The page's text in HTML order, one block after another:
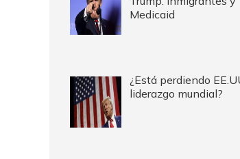
Medicaid
¿Está perdiendo
liderazgo mundial?